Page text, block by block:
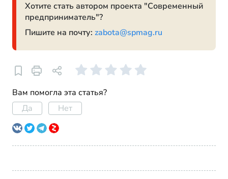
Хотите стать автором проекта "Современный
предприниматель"?
Пишите на почту: zabota@spmag.ru
Вам помогла эта статья?
Да
Нет